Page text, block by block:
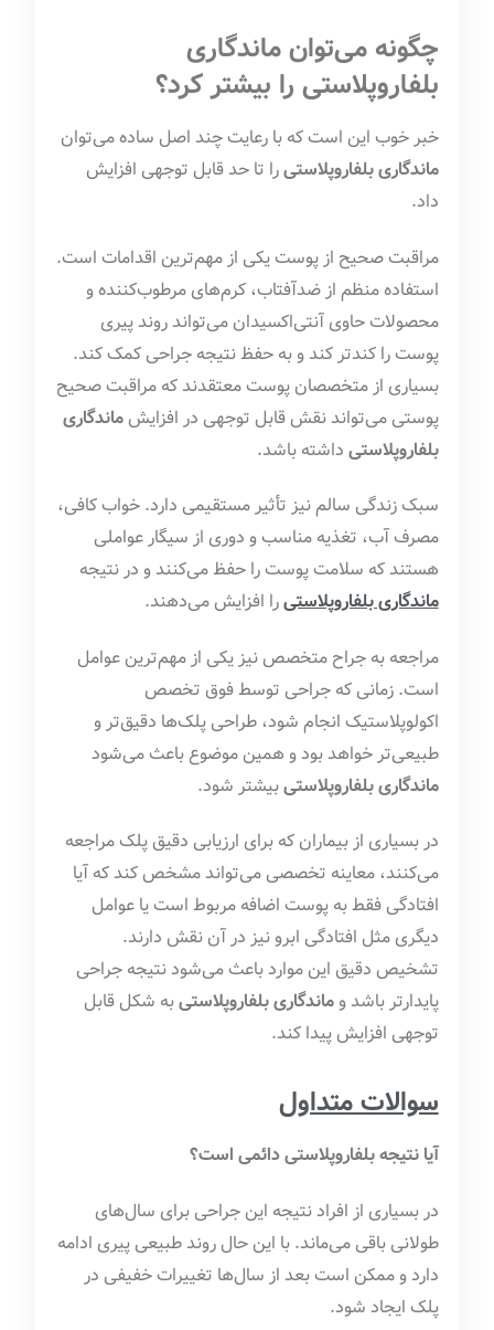
چگونه می‌توان ماندگاری
بلفاروپلاستی را بیشتر کرد؟
خبر خوب این است که با رعایت چند اصل ساده می‌توان
ماندگاری بلفاروپلاستیرا تا حد قابل توجهی افزایش
داد.
مراقبت صحیح از پوست یکی از مهم‌ترین اقدامات است.
استفاده منظم از ضدآفتاب، کرم‌های مرطوب‌کننده و
محصولات حاوی آنتی‌اکسیدان می‌تواند روند پیری
پوست را کندتر کند و به حفظ نتیجه جراحی کمک کند.
بسیاری از متخصصان پوست معتقدند که مراقبت صحیح
پوستی می‌تواند نقش قابل توجهی در افزایشماندگاری
بلفاروپلاستی داشته باشد.
سبک زندگی سالم نیز تأثیر مستقیمی دارد. خواب کافی،
مصرف آب، تغذیه مناسب و دوری از سیگار عواملی
هستند که سلامت پوست را حفظ می‌کنند و در نتیجه
ماندگاری بلفاروپلاستیرا افزایش می‌دهند.
مراجعه به جراح متخصص نیز یکی از مهم‌ترین عوامل
است. زمانی که جراحی توسط فوق تخصص
اکولوپلاستیک انجام شود، طراحی پلک‌ها دقیق‌تر و
طبیعی‌تر خواهد بود و همین موضوع باعث می‌شود
ماندگاری بلفاروپلاستیبیشتر شود.
در بسیاری از بیماران که برای ارزیابی دقیق پلک مراجعه
می‌کنند، معاینه تخصصی می‌تواند مشخص کند که آیا
افتادگی فقط به پوست اضافه مربوط است یا عوامل
دیگری مثل افتادگی ابرو نیز در آن نقش دارند.
تشخیص دقیق این موارد باعث می‌شود نتیجه جراحی
پایدارتر باشد وماندگاری بلفاروپلاستیبه شکل قابل
توجهی افزایش پیدا کند.
سوالات متداول
آیا نتیجه بلفاروپلاستی دائمی است؟
در بسیاری از افراد نتیجه این جراحی برای سال‌های
طولانی باقی می‌ماند. با این حال روند طبیعی پیری ادامه
دارد و ممکن است بعد از سال‌ها تغییرات خفیفی در
پلک ایجاد شود.